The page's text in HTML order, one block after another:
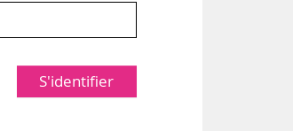
S'identifier